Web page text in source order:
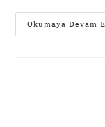
Okumaya Devam